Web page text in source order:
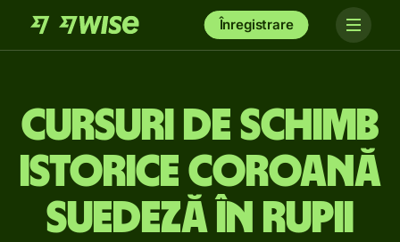
Înregistrare
Cursuri de schimb
istorice coroană
suedeză în rupii